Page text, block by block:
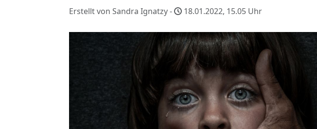
Erstellt von Sandra Ignatzy - 18.01.2022, 15.05 Uhr